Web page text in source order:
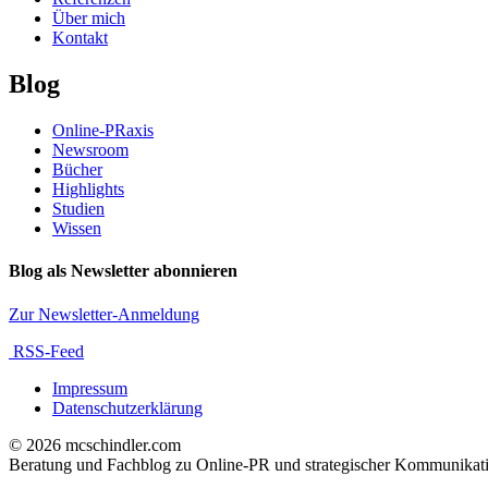
Über mich
Kontakt
Blog
Online-PRaxis
Newsroom
Bücher
Highlights
Studien
Wissen
Blog als Newsletter abonnieren
Zur Newsletter-Anmeldung
RSS-Feed
Impressum
Datenschutzerklärung
© 2026 mcschindler.com
Beratung und Fachblog zu Online-PR und strategischer